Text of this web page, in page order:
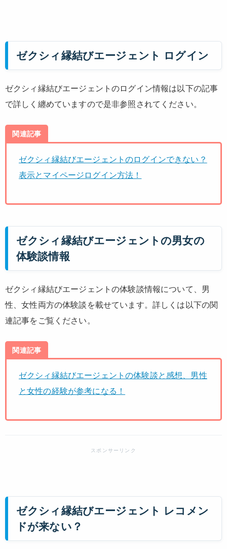
ゼクシィ縁結びエージェント ログイン
ゼクシィ縁結びエージェントのログイン情報は以下の記事
で詳しく纏めていますので是非参照されてください。
関連記事
ゼクシィ縁結びエージェントのログインできない？
表示とマイページログイン方法！
ゼクシィ縁結びエージェントの男女の
体験談情報
ゼクシィ縁結びエージェントの体験談情報について、男
性、女性両方の体験談を載せています。詳しくは以下の関
連記事をご覧ください。
関連記事
ゼクシィ縁結びエージェントの体験談と感想、男性
と女性の経験が参考になる！
ゼクシィ縁結びエージェント レコメン
ドが来ない？